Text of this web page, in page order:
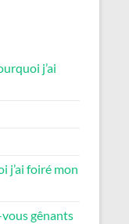
j’ai
j’ai foiré mon
gênants